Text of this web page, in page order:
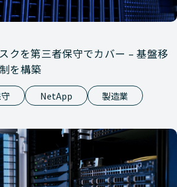
クを第三者保守でカバー – 基盤移
を構築
NetApp 製造業